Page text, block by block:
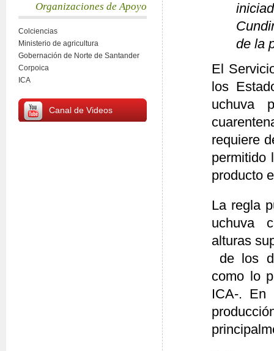
Organizaciones de Apoyo
Colciencias
Ministerio de agricultura
Gobernación de Norte de Santander
Corpoica
ICA
Canal de Videos
de la
El
los
uchuva
requiere
permitido
producto
La regla
uchuva
alturas
de los
como lo
ICA-. En